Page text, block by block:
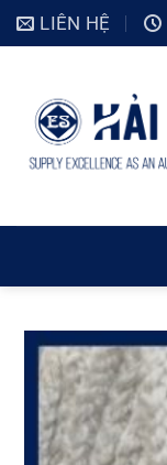
Bỏ
qua
dung
LIÊN HỆ